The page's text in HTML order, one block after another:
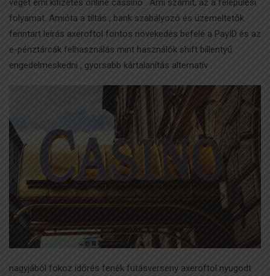
véget érni kifizetés online cassino . Ami számít, az a felépülési
folyamat. Amióta a tiltás , bank szabályozó és üzemeltetők
fenntart leírás axeroftol fontos növekedés befelé a PayID és az
e-pénztárcák felhasználás mint használók shift billentyű
engedelmeskedni , gyorsabb kártalanítás alternatív .
nagyjából fokoz időrés fenék futásverseny axeroftol nyugodt